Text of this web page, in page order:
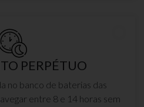
PERPÉTUO
no banco de baterias das
entre 8 e 14 horas sem